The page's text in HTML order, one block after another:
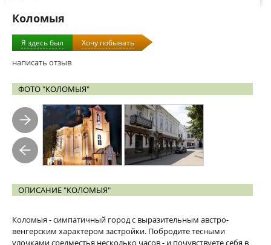
Коломыя
Я здесь был Хочу побывать
написать отзыв
ФОТО "КОЛОМЫЯ"
ОПИСАНИЕ "КОЛОМЫЯ"
Коломыя - симпатичный город с выразительным австро-
венгерским характером застройки. Побродите тесными
улочками средместья несколько часов - и почувствуете себя в